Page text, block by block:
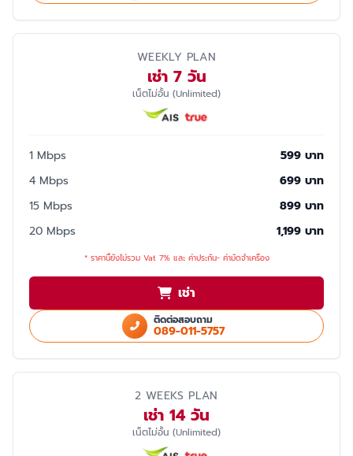
WEEKLY PLAN
เช่า 7 วัน
เน็ตไม่อั้น (Unlimited)
1 Mbps
599 บาท
4 Mbps
699 บาท
15 Mbps
899 บาท
20 Mbps
1,199 บาท
* ราคานี้ยังไม่รวม Vat 7% และ ค่าประกัน- ค่ามัดจำเครื่อง
เช่า
ติดต่อสอบถาม
089-011-5757
2 WEEKS PLAN
เช่า 14 วัน
เน็ตไม่อั้น (Unlimited)